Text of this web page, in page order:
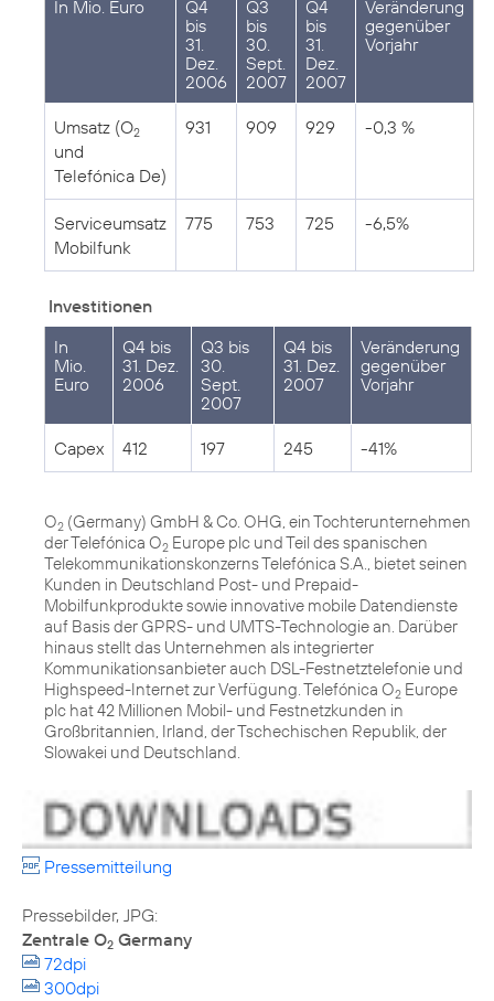
In Mio. Euro
Q4
bis
31.
Dez.
2006
Q3
bis
30.
Sept.
2007
Q4
bis
31.
Dez.
2007
Veränderung
gegenüber
Vorjahr
Umsatz (O2
und
Telefónica De)
931 909 929 -0,3 %
Serviceumsatz
Mobilfunk
775 753 725 -6,5%
Investitionen
In
Mio.
Euro
Q4 bis
31. Dez.
2006
Q3 bis
30.
Sept.
2007
Q4 bis
31. Dez.
2007
Veränderung
gegenüber
Vorjahr
Capex 412 197 245 -41%
O2 (Germany) GmbH & Co. OHG, ein Tochterunternehmen
der Telefónica O2 Europe plc und Teil des spanischen
Telekommunikationskonzerns Telefónica S.A., bietet seinen
Kunden in Deutschland Post- und Prepaid-
Mobilfunkprodukte sowie innovative mobile Datendienste
auf Basis der GPRS- und UMTS-Technologie an. Darüber
hinaus stellt das Unternehmen als integrierter
Kommunikationsanbieter auch DSL-Festnetztelefonie und
Highspeed-Internet zur Verfügung. Telefónica O2 Europe
plc hat 42 Millionen Mobil- und Festnetzkunden in
Großbritannien, Irland, der Tschechischen Republik, der
Slowakei und Deutschland.
Pressemitteilung
Zentrale O2 Germany
72dpi
300dpi